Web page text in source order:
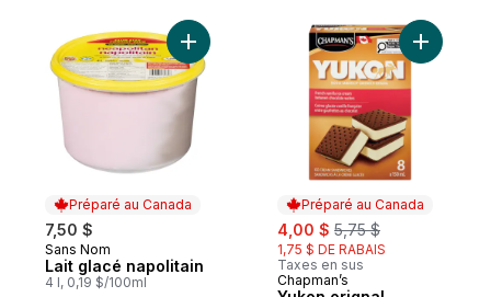
Préparé au Canada
7,50 $
Préparé au Canada
Sans Nom
Lait glacé napolitain
4 l, 0,19 $/100ml
Ajouter Lait glacé napolitain au panier
Préparé au Canada
sale:
4,00 $ , formerly:
5,75 $
1,75 $ DE RABAIS
Taxes en sus
Préparé au Canada
Chapman’s
Ajouter